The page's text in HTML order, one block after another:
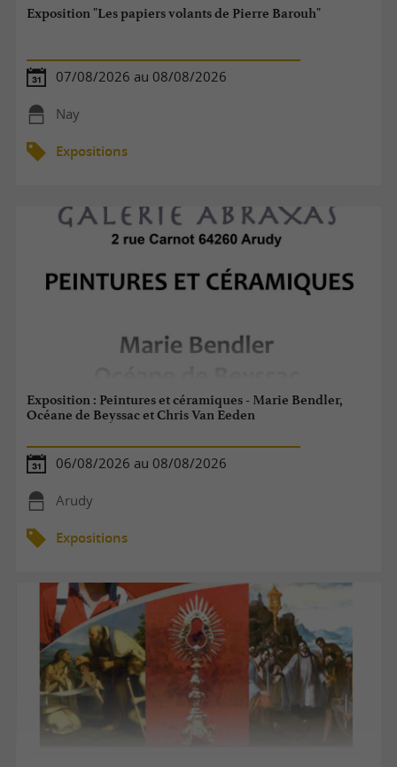
Exposition "Les papiers volants de Pierre Barouh"
07/08/2026 au 08/08/2026
Nay
Expositions
Exposition : Peintures et céramiques - Marie Bendler,
Océane de Beyssac et Chris Van Eeden
06/08/2026 au 08/08/2026
Arudy
Expositions